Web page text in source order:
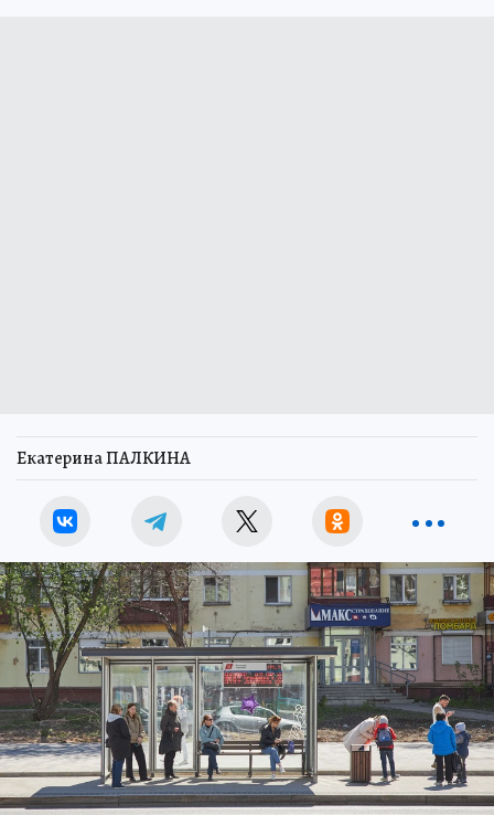
Екатерина ПАЛКИНА